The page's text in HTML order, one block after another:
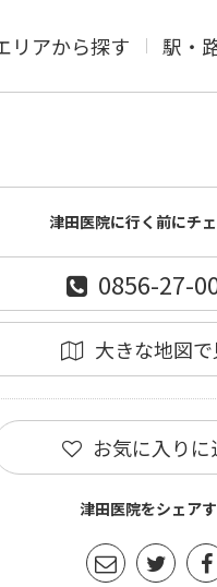
リアから探す 駅・
津田医院に行く前にチ
0856-27-
大きな地図で
お気に入りに
津田医院をシェア